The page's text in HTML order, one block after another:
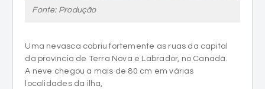
Fonte: Produção
Uma nevasca cobriu fortemente as ruas da capital
da província de Terra Nova e Labrador, no Canadá.
A neve chegou a mais de 80 cm em várias
localidades da ilha,